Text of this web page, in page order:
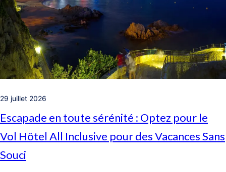
29 juillet 2026
Escapade en toute sérénité : Optez pour le
Vol Hôtel All Inclusive pour des Vacances Sans
Souci